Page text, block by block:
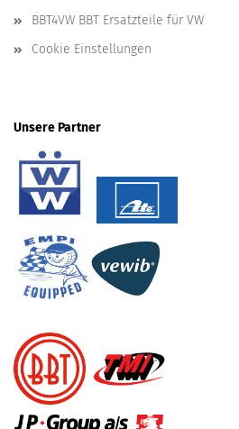
BBT4VW BBT Ersatzteile für VW
Cookie Einstellungen
Unsere Partner